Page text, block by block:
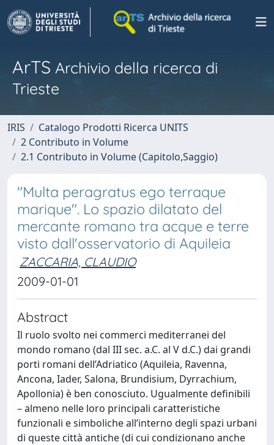
ArTS Archivio della ricerca di
Trieste
IRIS
Catalogo Prodotti Ricerca UNITS
2 Contributo in Volume
2.1 Contributo in Volume (Capitolo,Saggio)
"Multa peragratus ego terraque
marique". Lo spazio dilatato del
mercante romano tra acque e terre
visto dall'osservatorio di Aquileia
ZACCARIA, CLAUDIO
2009-01-01
Abstract
Il ruolo svolto nei commerci mediterranei del
mondo romano (dal III sec. a.C. al V d.C.) dai grandi
porti romani dell’Adriatico (Aquileia, Ravenna,
Ancona, Iader, Salona, Brundisium, Dyrrachium,
Apollonia) è ben conosciuto. Ugualmente definibili
– almeno nelle loro principali caratteristiche
funzionali e simboliche all’interno degli spazi urbani
di queste città antiche (di cui condizionano anche